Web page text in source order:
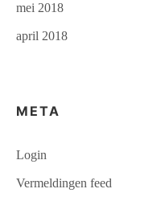
mei 2018
april 2018
META
Login
Vermeldingen feed